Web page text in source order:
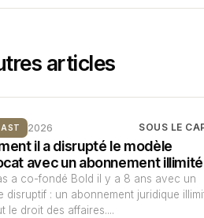
articles
2026 SOUS LE
il a disrupté le modèle
avec un abonnement illimité
a co-fondé Bold il y a 8 ans avec un
disruptif : un abonnement juridique
le droit des affaires....